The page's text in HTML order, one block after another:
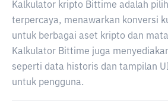
Kalkulator kripto Bittime adalah
terpercaya, menawarkan konversi
untuk berbagai aset kripto dan
Kalkulator Bittime juga
seperti data historis dan tampilan
untuk pengguna.